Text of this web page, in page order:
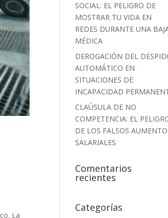
La
SOCIAL: EL PELIGRO DE
MOSTRAR TU VIDA EN
REDES DURANTE UNA
MÉDICA
DEROGACIÓN DEL
AUTOMÁTICO EN
SITUACIONES DE
INCAPACIDAD
CLAÚSULA DE NO
COMPETENCIA: EL
DE LOS FALSOS
SALARIALES
Comentarios
recientes
Categorías